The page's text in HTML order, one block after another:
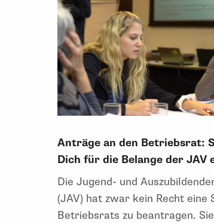
Anträge an den Betriebsrat:
Dich für die Belange der JAV
Die Jugend- und
(JAV) hat zwar kein Recht eine
Betriebsrats zu beantragen.